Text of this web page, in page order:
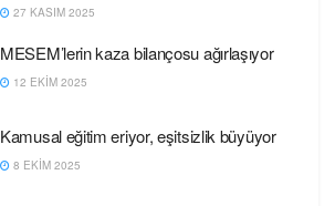
27 KASIM 2025
MESEM’lerin kaza bilançosu ağırlaşıyor
12 EKIM 2025
Kamusal eğitim eriyor, eşitsizlik büyüyor
8 EKIM 2025